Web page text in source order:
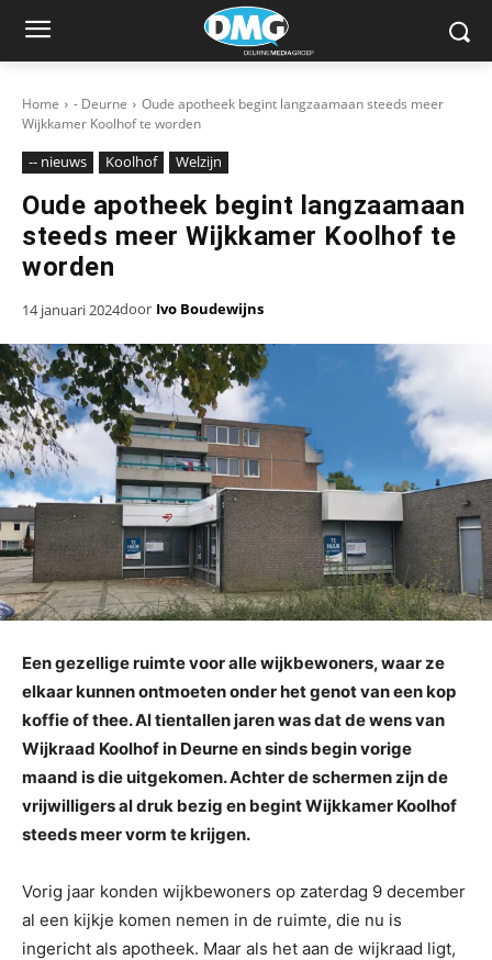
Home - Deurne
Oude apotheek begint langzaamaan steeds meer
Wijkkamer Koolhof te worden
-- nieuws Koolhof Welzijn
Oude apotheek begint langzaamaan
steeds meer Wijkkamer Koolhof te
worden
14 januari 2024door Ivo Boudewijns
Een gezellige ruimte voor alle wijkbewoners, waar ze
elkaar kunnen ontmoeten onder het genot van een kop
koffie of thee. Al tientallen jaren was dat de wens van
Wijkraad Koolhof in Deurne en sinds begin vorige
maand is die uitgekomen. Achter de schermen zijn de
vrijwilligers al druk bezig en begint Wijkkamer Koolhof
steeds meer vorm te krijgen.
Vorig jaar konden wijkbewoners op zaterdag 9 december
al een kijkje komen nemen in de ruimte, die nu is
ingericht als apotheek. Maar als het aan de wijkraad ligt,